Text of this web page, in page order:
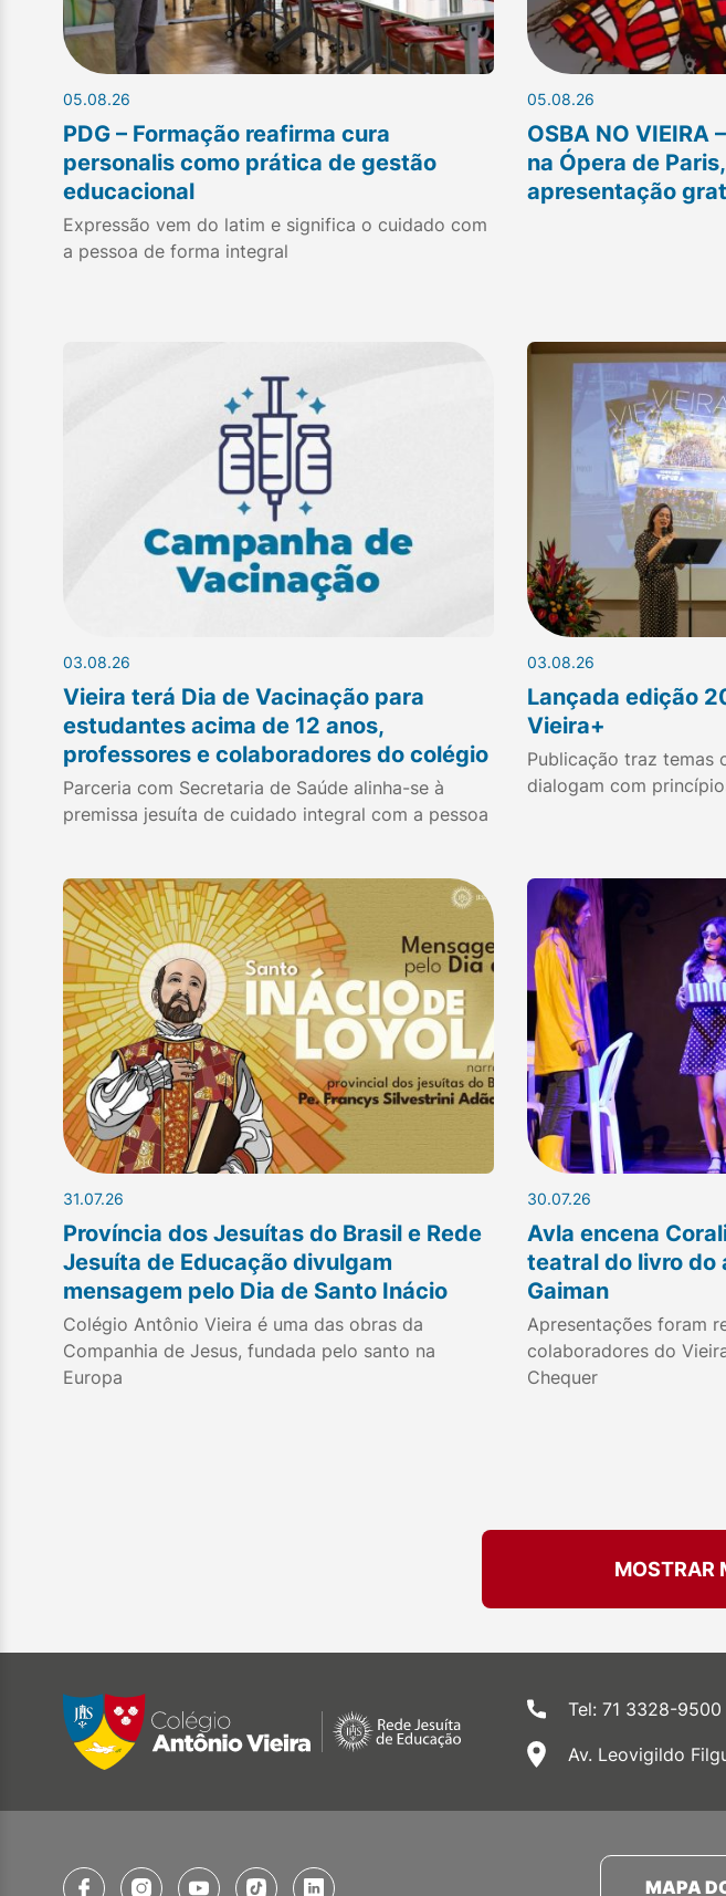
05.08.26
PDG – Formação reafirma cura
personalis como prática de gestão
educacional
Expressão vem do latim e significa o cuidado com
a pessoa de forma integral
05.08.26
OSBA NO VIEIRA
na Ópera de
apresentação
03.08.26
Vieira terá Dia de Vacinação para
estudantes acima de 12 anos,
professores e colaboradores do colégio
Parceria com Secretaria de Saúde alinha-se à
premissa jesuíta de cuidado integral com a pessoa
03.08.26
Lançada edição
Vieira+
Publicação traz temas
dialogam com
31.07.26
Província dos Jesuítas do Brasil e Rede
Jesuíta de Educação divulgam
mensagem pelo Dia de Santo Inácio
Colégio Antônio Vieira é uma das obras da
Companhia de Jesus, fundada pelo santo na
Europa
30.07.26
Avla encena
teatral do livro do
Gaiman
Apresentações foram
colaboradores do
Chequer
MOSTRAR
Tel: 71 3328-9500
Av. Leovigildo
MAPA